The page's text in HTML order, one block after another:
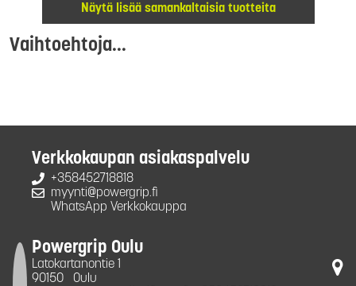
Näytä lisää samankaltaisia tuotteita
Vaihtoehtoja...
Verkkokaupan asiakaspalvelu
+358452718818
myynti@powergrip.fi
WhatsApp Verkkokauppa
Powergrip Oulu
Latokartanontie 1
90150
Oulu